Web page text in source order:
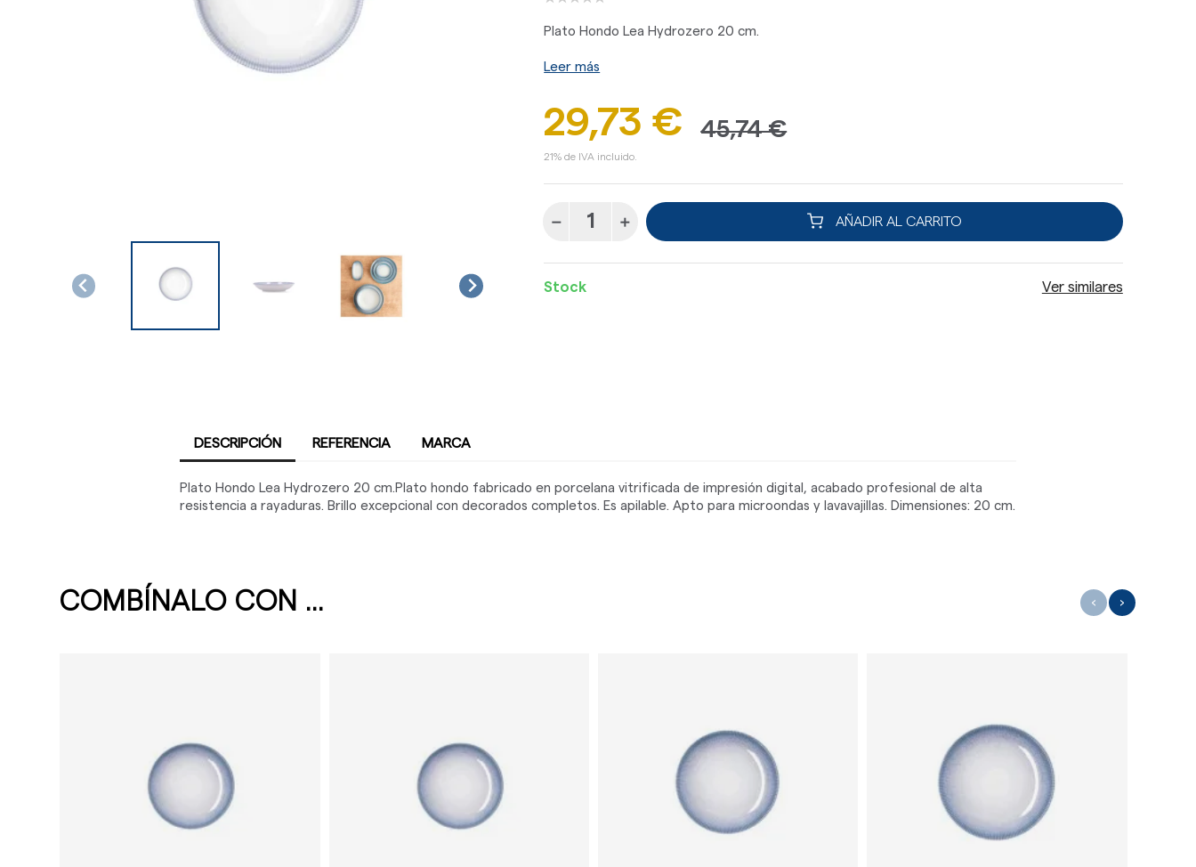
Plato Hondo Lea Hydrozero 20 cm.
Leer más
29,73 € 45,74 €
21% de IVA incluido.
AÑADIR AL CARRITO
Stock Ver similares
DESCRIPCIÓN REFERENCIA MARCA
Plato Hondo Lea Hydrozero 20 cm.Plato hondo fabricado en porcelana vitrificada de impresión digital, acabado profesional de alta
resistencia a rayaduras. Brillo excepcional con decorados completos. Es apilable. Apto para microondas y lavavajillas. Dimensiones: 20 cm.
COMBÍNALO CON ... ‹ ›